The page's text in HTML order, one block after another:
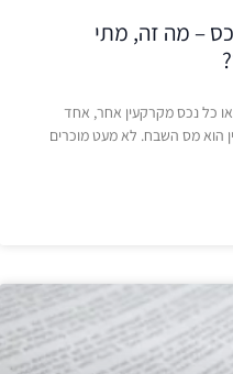
– מה זה, מתי
כל נכס מקרקעין אחר, אחד
הוא מס השבח. לא מעט מוכרים